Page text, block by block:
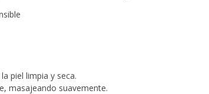
piel limpia y seca.
masajeando suavemente.